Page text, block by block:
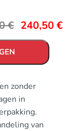
€ 240,50€
zonder
in
van